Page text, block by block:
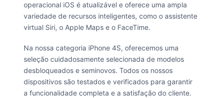
operacional iOS é atualizável e oferece uma ampla
variedade de recursos inteligentes, como o assistente
virtual Siri, o Apple Maps e o FaceTime.
Na nossa categoria iPhone 4S, oferecemos uma
seleção cuidadosamente selecionada de modelos
desbloqueados e seminovos. Todos os nossos
dispositivos são testados e verificados para garantir
a funcionalidade completa e a satisfação do cliente.